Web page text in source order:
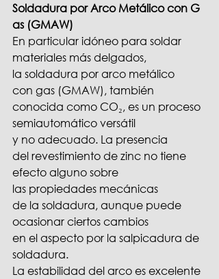
Soldadura por Arco Metálico con G
as (GMAW)
En particular idóneo para soldar
materiales más delgados,
la soldadura por arco metálico
con gas (GMAW), también
conocida como CO₂, es un proceso
semiautomático versátil
y no adecuado. La presencia
del revestimiento de zinc no tiene
efecto alguno sobre
las propiedades mecánicas
de la soldadura, aunque puede
ocasionar ciertos cambios
en el aspecto por la salpicadura de
soldadura.
La estabilidad del arco es excelente